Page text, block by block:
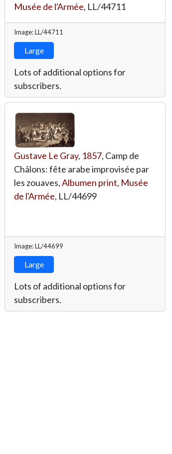
Musée de l'Armée, LL/44711
Image: LL/44711
Large
Lots of additional options for
subscribers.
Gustave Le Gray, 1857, Camp de
Châlons: fête arabe improvisée par
les zouaves,Albumen print, Musée
de l'Armée, LL/44699
Image: LL/44699
Large
Lots of additional options for
subscribers.